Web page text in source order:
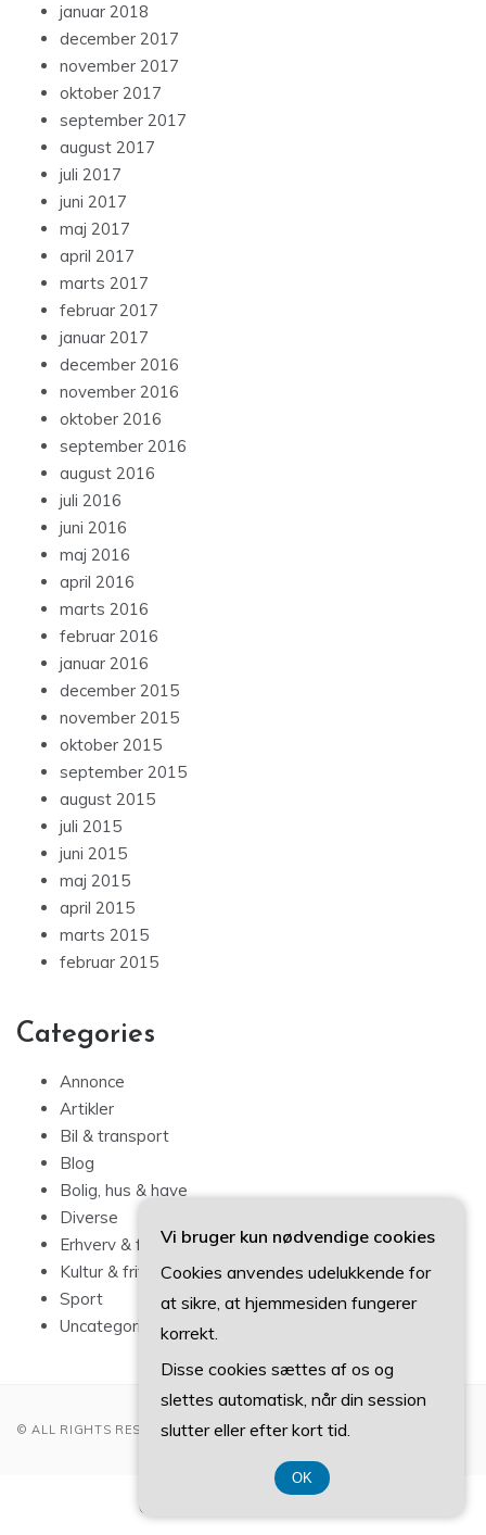
januar 2018
december 2017
november 2017
oktober 2017
september 2017
august 2017
juli 2017
juni 2017
maj 2017
april 2017
marts 2017
februar 2017
januar 2017
december 2016
november 2016
oktober 2016
september 2016
august 2016
juli 2016
juni 2016
maj 2016
april 2016
marts 2016
februar 2016
januar 2016
december 2015
november 2015
oktober 2015
september 2015
august 2015
juli 2015
juni 2015
maj 2015
april 2015
marts 2015
februar 2015
Categories
Annonce
Artikler
Bil & transport
Blog
Bolig, hus & have
Diverse
Erhverv & forbrug
Kultur & fritid
Sport
Uncategorized
© ALL RIGHTS RESERVED 2022
CVR-Nummer 374 077 39
Vi bruger kun nødvendige cookies
Cookies anvendes udelukkende for
at sikre, at hjemmesiden fungerer
korrekt.
Disse cookies sættes af os og
slettes automatisk, når din session
slutter eller efter kort tid.
OK